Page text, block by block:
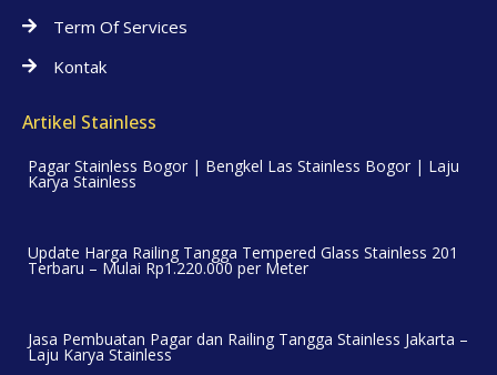
Term Of Services
Kontak
Artikel Stainless
Pagar Stainless Bogor | Bengkel Las Stainless Bogor | Laju
Karya Stainless
Update Harga Railing Tangga Tempered Glass Stainless 201
Terbaru – Mulai Rp1.220.000 per Meter
Jasa Pembuatan Pagar dan Railing Tangga Stainless Jakarta –
Laju Karya Stainless